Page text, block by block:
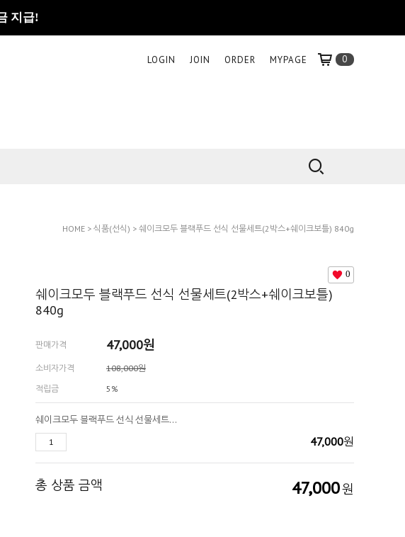
LOGIN JOIN ORDER MYPAGE 0
HOME > 식품(선식) > 쉐이크모두 블랙푸드 선식 선물세트(2박스+쉐이크보틀) 840g
0
쉐이크모두 블랙푸드 선식 선물세트(2박스+쉐이크보틀)
840g
판매가격 47,000원
소비자가격
108,000원
적립금
5%
쉐이크모두 블랙푸드 선식 선물세트(2박스+쉐이크보틀) 840g
47,000원
총 상품 금액 47,000원